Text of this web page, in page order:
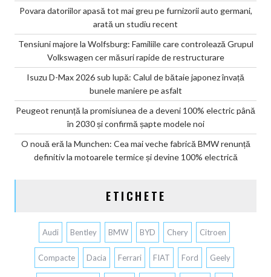
Povara datoriilor apasă tot mai greu pe furnizorii auto germani,
arată un studiu recent
Tensiuni majore la Wolfsburg: Familiile care controlează Grupul
Volkswagen cer măsuri rapide de restructurare
Isuzu D-Max 2026 sub lupă: Calul de bătaie japonez învață
bunele maniere pe asfalt
Peugeot renunță la promisiunea de a deveni 100% electric până
în 2030 și confirmă șapte modele noi
O nouă eră la Munchen: Cea mai veche fabrică BMW renunță
definitiv la motoarele termice și devine 100% electrică
ETICHETE
Audi Bentley BMW BYD Chery Citroen
Compacte Dacia Ferrari FIAT Ford Geely